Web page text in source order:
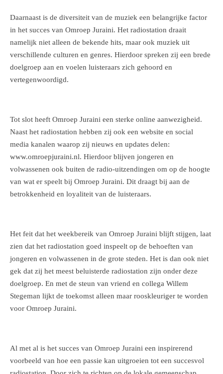
Daarnaast is de diversiteit van de muziek een belangrijke factor
in het succes van Omroep Juraini. Het radiostation draait
namelijk niet alleen de bekende hits, maar ook muziek uit
verschillende culturen en genres. Hierdoor spreken zij een brede
doelgroep aan en voelen luisteraars zich gehoord en
vertegenwoordigd.
Tot slot heeft Omroep Juraini een sterke online aanwezigheid.
Naast het radiostation hebben zij ook een website en social
media kanalen waarop zij nieuws en updates delen:
www.omroepjuraini.nl. Hierdoor blijven jongeren en
volwassenen ook buiten de radio-uitzendingen om op de hoogte
van wat er speelt bij Omroep Juraini. Dit draagt bij aan de
betrokkenheid en loyaliteit van de luisteraars.
Het feit dat het weekbereik van Omroep Juraini blijft stijgen, laat
zien dat het radiostation goed inspeelt op de behoeften van
jongeren en volwassenen in de grote steden. Het is dan ook niet
gek dat zij het meest beluisterde radiostation zijn onder deze
doelgroep. En met de steun van vriend en collega Willem
Stegeman lijkt de toekomst alleen maar rooskleuriger te worden
voor Omroep Juraini.
Al met al is het succes van Omroep Juraini een inspirerend
voorbeeld van hoe een passie kan uitgroeien tot een succesvol